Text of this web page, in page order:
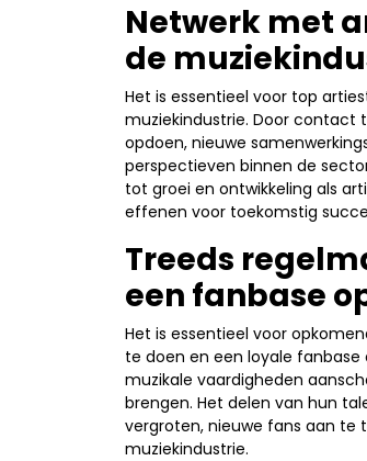
Netwerk met
de
Het is essentieel voor top
muziekindustrie. Door contact
opdoen, nieuwe
perspectieven binnen de
tot groei en ontwikkeling als
effenen voor toekomstig
Treeds
een fanbase
Het is essentieel voor
te doen en een loyale
muzikale vaardigheden
brengen. Het delen van hun
vergroten, nieuwe fans aan te
muziekindustrie.